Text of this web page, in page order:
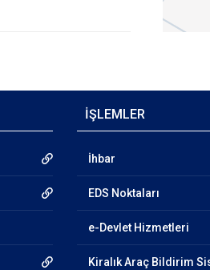
İŞLEMLER
İhbar
EDS Noktaları
e-Devlet Hizmetleri
Kiralık Araç Bildirim